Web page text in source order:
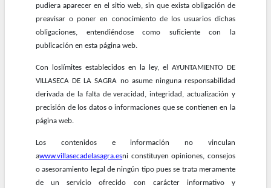
pudiera aparecer en el sitio web, sin que exista obligación de
preavisar o poner en conocimiento de los usuarios dichas
obligaciones, entendiéndose como suficiente con la
publicación en esta página web.
Con loslímites establecidos en la ley, el AYUNTAMIENTO DE
VILLASECA DE LA SAGRA no asume ninguna responsabilidad
derivada de la falta de veracidad, integridad, actualización y
precisión de los datos o informaciones que se contienen en la
página web.
Los contenidos e información no vinculan
awww.villasecadelasagra.esni constituyen opiniones, consejos
o asesoramiento legal de ningún tipo pues se trata meramente
de un servicio ofrecido con carácter informativo y